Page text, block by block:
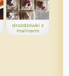
drożdżówki z
malinami